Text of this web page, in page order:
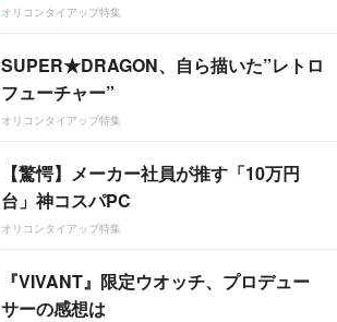
オリコンタイアップ特集
SUPER★DRAGON、自ら描いた”レトロ
フューチャー”
オリコンタイアップ特集
【驚愕】メーカー社員が推す「10万円
台」神コスパPC
オリコンタイアップ特集
『VIVANT』限定ウオッチ、プロデュー
サーの感想は